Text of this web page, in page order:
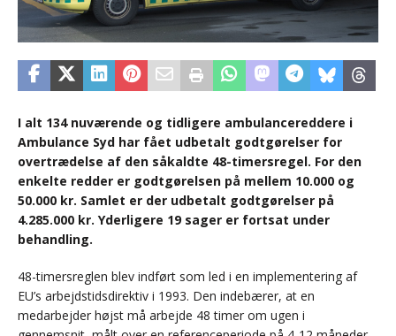
I alt 134 nuværende og tidligere ambulancereddere i
Ambulance Syd har fået udbetalt godtgørelser for
overtrædelse af den såkaldte 48-timersregel. For den
enkelte redder er godtgørelsen på mellem 10.000 og
50.000 kr. Samlet er der udbetalt godtgørelser på
4.285.000 kr. Yderligere 19 sager er fortsat under
behandling.
48-timersreglen blev indført som led i en implementering af
EU’s arbejdstidsdirektiv i 1993. Den indebærer, at en
medarbejder højst må arbejde 48 timer om ugen i